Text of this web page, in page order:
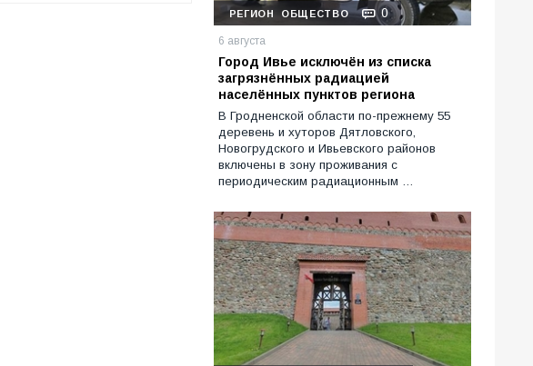
РЕГИОН ОБЩЕСТВО 0
6 августа
Город Ивье исключён из списка
загрязнённых радиацией
населённых пунктов региона
В Гродненской области по-прежнему 55
деревень и хуторов Дятловского,
Новогрудского и Ивьевского районов
включены в зону проживания с
периодическим радиационным …